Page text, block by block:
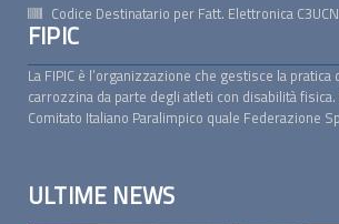
Codice Destinatario per Fatt. Elettronica
FIPIC
La FIPIC è l’organizzazione che gestisce la
carrozzina da parte degli atleti con disabilità
Comitato Italiano Paralimpico quale Federazione
ULTIME NEWS